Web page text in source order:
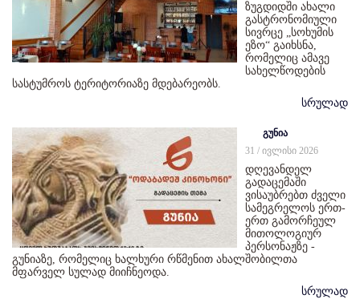
ზუგდიდში ახალი
გასტრონომიული
სივრცე „სოხუმის
ეზო“ გაიხსნა,
რომელიც ამავე
სახელწოდების
სასტუმროს ტერიტორიაზე მდებარეობს.
სრულად
გუნია
31 / ივლისი 2026
დღევანდელ
გადაცემაში
ვისაუბრებთ ძველი
სამეგრელოს ერთ-
ერთ გამორჩეულ
მითოლოგიურ
პერსონაჟზე -
გუნიაზე, რომელიც ხალხური რწმენით ახალშობილთა
მფარველ სულად მიიჩნეოდა.
სრულად